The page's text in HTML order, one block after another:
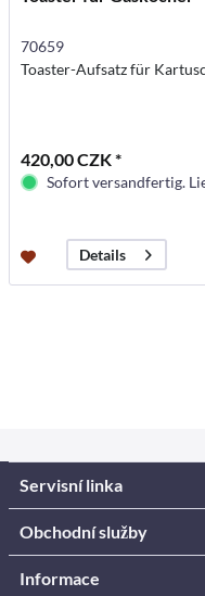
70659
Toaster-Aufsatz für
420,00 CZK *
Sofort versandfertig.
Details
Servisní linka
Obchodní služby
Informace